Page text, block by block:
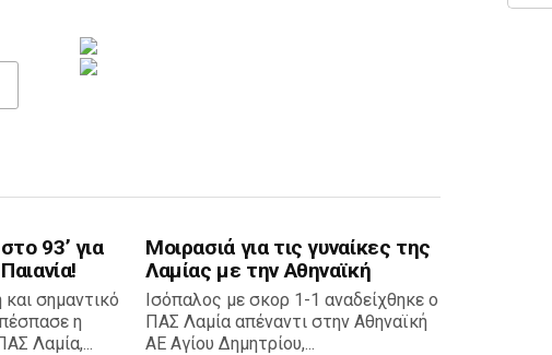
93’ για
σημαντικό
η
Λαμία,...
Μοιρασιά για τις γυναίκες της
Λαμίας με την Αθηναϊκή
Ισόπαλος με σκορ 1-1 αναδείχθηκε ο
ΠΑΣ Λαμία απέναντι στην Αθηναϊκή
ΑΕ Αγίου Δημητρίου,...